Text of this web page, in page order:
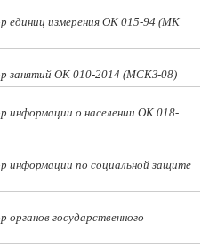
единиц измерения ОК 015-94 (МК
занятий ОК 010-2014 (МСКЗ-08)
информации о населении ОК 018-
информации по социальной защите
государственного